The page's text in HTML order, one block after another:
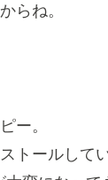
らね。
ー。
トールしてい